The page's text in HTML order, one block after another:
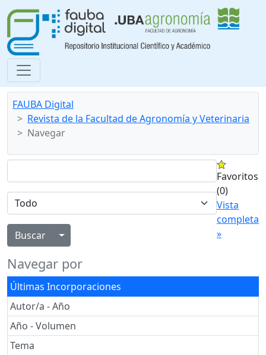
FAUBA Digital
Revista de la Facultad de Agronomía y Veterinaria
Navegar
Alternar menú desplegable
Favoritos
(0)
Vista
completa
»
Navegar por
Últimas Incorporaciones
Autor/a - Año
Año - Volumen
Tema